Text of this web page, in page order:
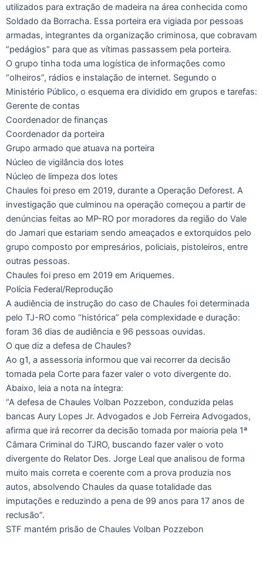
utilizados para extração de madeira na área conhecida como
Soldado da Borracha. Essa porteira era vigiada por pessoas
armadas, integrantes da organização criminosa, que cobravam
“pedágios” para que as vítimas passassem pela porteira.
O grupo tinha toda uma logística de informações como
“olheiros”, rádios e instalação de internet. Segundo o
Ministério Público, o esquema era dividido em grupos e tarefas:
Gerente de contas
Coordenador de finanças
Coordenador da porteira
Grupo armado que atuava na porteira
Núcleo de vigilância dos lotes
Núcleo de limpeza dos lotes
Chaules foi preso em 2019, durante a Operação Deforest. A
investigação que culminou na operação começou a partir de
denúncias feitas ao MP-RO por moradores da região do Vale
do Jamari que estariam sendo ameaçados e extorquidos pelo
grupo composto por empresários, policiais, pistoleiros, entre
outras pessoas.
Chaules foi preso em 2019 em Ariquemes.
Polícia Federal/Reprodução
A audiência de instrução do caso de Chaules foi determinada
pelo TJ-RO como “histórica” pela complexidade e duração:
foram 36 dias de audiência e 96 pessoas ouvidas.
O que diz a defesa de Chaules?
Ao g1, a assessoria informou que vai recorrer da decisão
tomada pela Corte para fazer valer o voto divergente do.
Abaixo, leia a nota na íntegra:
“A defesa de Chaules Volban Pozzebon, conduzida pelas
bancas Aury Lopes Jr. Advogados e Job Ferreira Advogados,
afirma que irá recorrer da decisão tomada por maioria pela 1ª
Câmara Criminal do TJRO, buscando fazer valer o voto
divergente do Relator Des. Jorge Leal que analisou de forma
muito mais correta e coerente com a prova produzia nos
autos, absolvendo Chaules da quase totalidade das
imputações e reduzindo a pena de 99 anos para 17 anos de
reclusão”.
STF mantém prisão de Chaules Volban Pozzebon